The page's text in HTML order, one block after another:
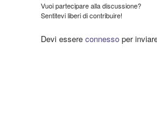
Vuoi partecipare alla discussione?
Sentitevi liberi di contribuire!
Devi essere connesso per